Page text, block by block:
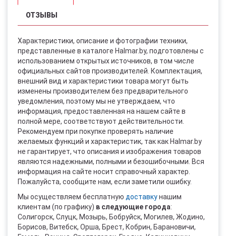
ОТЗЫВЫ
Характеристики, описание и фотографии техники,
представленные в каталоге Halmar.by, подготовлены с
использованием открытых источников, в том числе
официальных сайтов производителей. Комплектация,
внешний вид и характеристики товара могут быть
изменены производителем без предварительного
уведомления, поэтому мы не утверждаем, что
информация, предоставленная на нашем сайте в
полной мере, соответствуют действительности.
Рекомендуем при покупке проверять наличие
желаемых функций и характеристик, так как Halmar.by
не гарантирует, что описания и изображения товаров
являются надежными, полными и безошибочными. Вся
информация на сайте носит справочный характер.
Пожалуйста, сообщите нам, если заметили ошибку.
Мы осуществляем бесплатную доставкунашим
клиентам (по графику) в следующие города:
Солигорск, Слуцк, Мозырь, Бобруйск, Могилев, Жодино,
Борисов, Витебск, Орша, Брест, Кобрин, Барановичи,